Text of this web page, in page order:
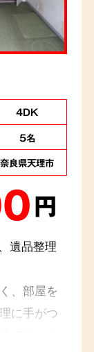
4DK
5名
奈良県天理市
円
遺品整理
、部屋を
に手がつ
では、ご